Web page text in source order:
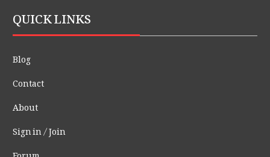
QUICK LINKS
Blog
Contact
About
Sign in / Join